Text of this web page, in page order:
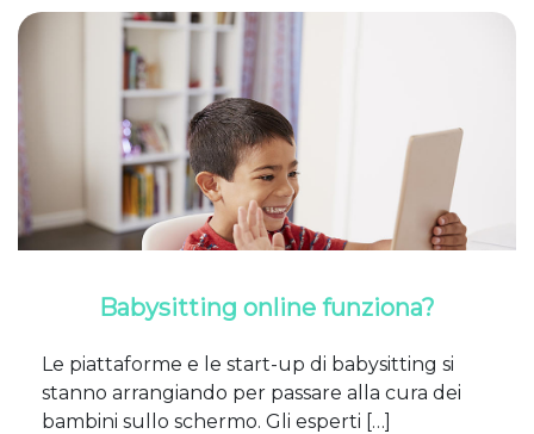
Babysitting online funziona?
Le piattaforme e le start-up di babysitting si
stanno arrangiando per passare alla cura dei
bambini sullo schermo. Gli esperti […]